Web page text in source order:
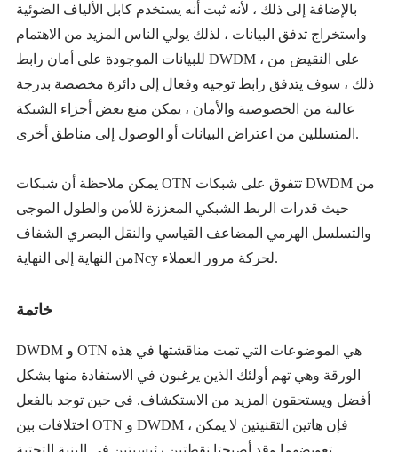
بالإضافة إلى ذلك ، لأنه ثبت أنه يستخدم كابل الألياف الضوئية
واستخراج تدفق البيانات ، لذلك يولي الناس المزيد من الاهتمام
للبيانات الموجودة على أمان رابط DWDM ، على النقيض من
ذلك ، سوف يتدفق رابط توجيه وفعال إلى دائرة مخصصة بدرجة
عالية من الخصوصية والأمان ، يمكن منع بعض أجزاء الشبكة
المتسللين من اعتراض البيانات أو الوصول إلى مناطق أخرى.
يمكن ملاحظة أن شبكات OTN تتفوق على شبكات DWDM من
حيث قدرات الربط الشبكي المعززة للأمن والطول الموجى
والتسلسل الهرمي المضاعف القياسي والنقل البصري الشفاف
من النهاية إلى النهايةNcy لحركة مرور العملاء.
خاتمة
DWDM و OTN هي الموضوعات التي تمت مناقشتها في هذه
الورقة وهي تهم أولئك الذين يرغبون في الاستفادة منها بشكل
أفضل ويستحقون المزيد من الاستكشاف. في حين توجد بالفعل
اختلافات بين OTN و DWDM ، فإن هاتين التقنيتين لا يمكن